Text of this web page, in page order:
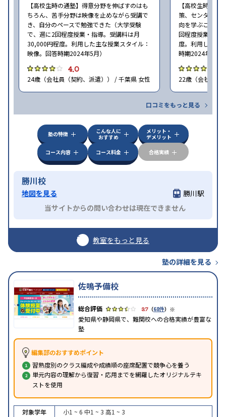
【高校生時の通塾】得意分野を伸ばすのはも
ちろん、苦手分野は映像を止めながら受講で
き、自分のペースで勉強できた（大学受験
で、週に2回程度授業・指導。受講料は月
30,000円程度。利用した主な授業スタイル：
映像。回答時期2024年5月）
4.0
24歳（会社員（契約、派遣）） / 千葉県 女性
【高校生時の通
策、センター試
向を学ぶことが
回程度授業・指
度。利用した主
時期2024年5月）
22歳（会社員<
口コミをもっと見る
塾の特徴
こんな人に
おすすめ
メリット・
デメリット
コース内容
コース料金 合格実績
勝川校
地図を見る
勝川駅
当サイトからの問い合わせは現在できません
教室をもっと見る
塾の詳細を見る
佐鳴予備校
3.7 （68件） ※
愛知県や静岡県で、難関校への合格実績が豊富な
塾
編集部のおすすめポイント
習熟度別のクラス編成や成績順の座席配置で競争心を養う
単元内容の理解から復習・応用までを網羅したオリジナルテキ
ストを使用
対象学年 小1 ~ 6 中1 ~ 3 高1 ~ 3